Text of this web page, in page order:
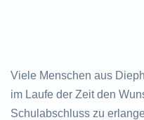
Viele Menschen aus
im Laufe der Zeit den
Schulabschluss zu